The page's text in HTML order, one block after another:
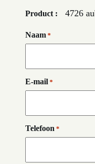
Product : 4726
Naam *
E-mail *
Telefoon *